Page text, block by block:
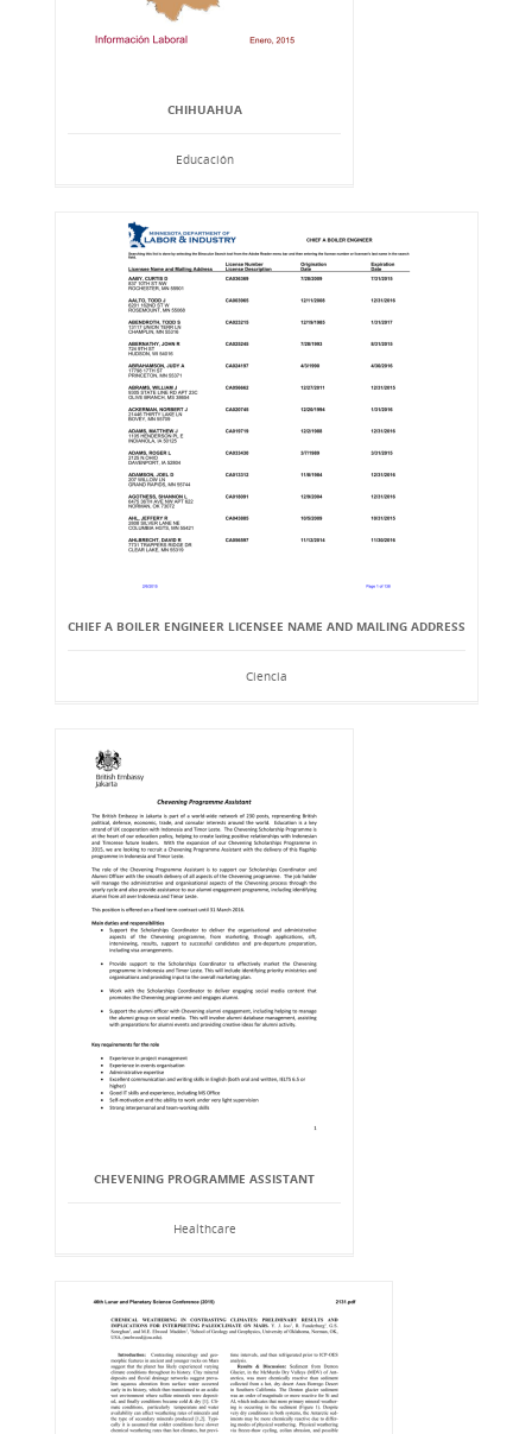
CHIHUAHUA
Educación
CHIEF A BOILER ENGINEER LICENSEE NAME AND MAILING ADDRESS
Ciencia
CHEVENING PROGRAMME ASSISTANT
Healthcare